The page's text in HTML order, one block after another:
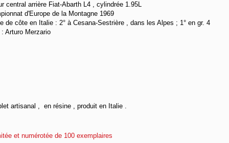
central arrière Fiat-Abarth L4 , cylindrée 1.95L
d'Europe de la Montagne 1969
de côte en Italie : 2° à Cesana-Sestrière , dans les Alpes ; 1° en gr. 4
Arturo Merzario
artisanal , en résine , produit en Italie .
et numérotée de 100 exemplaires